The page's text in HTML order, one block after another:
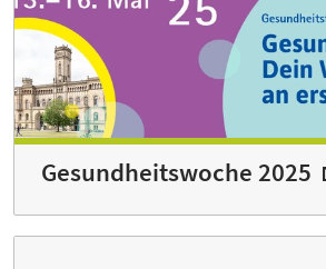
Gesundheitswoche 2025